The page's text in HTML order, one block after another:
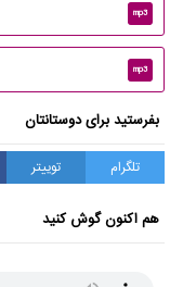
mp3
mp3
بفرستید برای دوستانتان
تلگرام توییتر
هم اکنون گوش کنید